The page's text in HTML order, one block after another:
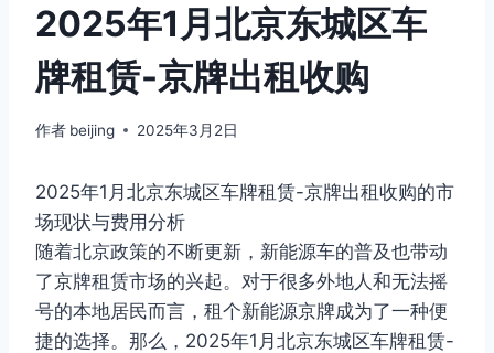
2025年1月北京东城区车
牌租赁-京牌出租收购
作者 beijing 2025年3月2日
2025年1月北京东城区车牌租赁-京牌出租收购的市
场现状与费用分析
随着北京政策的不断更新，新能源车的普及也带动
了京牌租赁市场的兴起。对于很多外地人和无法摇
号的本地居民而言，租个新能源京牌成为了一种便
捷的选择。那么，2025年1月北京东城区车牌租赁-